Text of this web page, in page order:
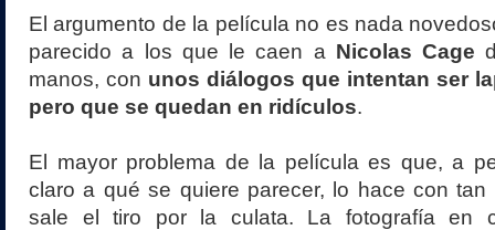
El argumento de la película no es nada
parecido a los que le caen a Nicolas Cage
manos, con unos diálogos que intentan ser
pero que se quedan en ridículos.
El mayor problema de la película es que, a
claro a qué se quiere parecer, lo hace con
sale el tiro por la culata. La fotografía en